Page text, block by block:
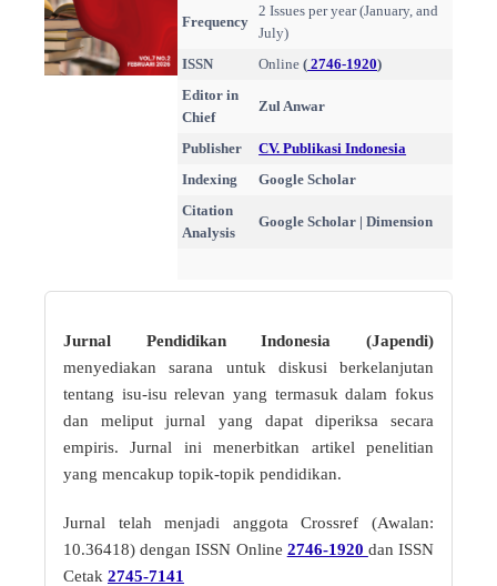
Frequency
2 Issues per year (January, and
July)
ISSN
Online( 2746-1920)
Editor in
Chief
Zul Anwar
Publisher
CV. Publikasi Indonesia
Indexing
Google Scholar
Citation
Analysis
Google Scholar | Dimension
Jurnal Pendidikan Indonesia (Japendi)
menyediakan sarana untuk diskusi berkelanjutan
tentang isu-isu relevan yang termasuk dalam fokus
dan meliput jurnal yang dapat diperiksa secara
empiris. Jurnal ini menerbitkan artikel penelitian
yang mencakup topik-topik pendidikan.
Jurnal telah menjadi anggota Crossref (Awalan:
10.36418) dengan ISSN Online 2746-1920 dan ISSN
Cetak 2745-7141